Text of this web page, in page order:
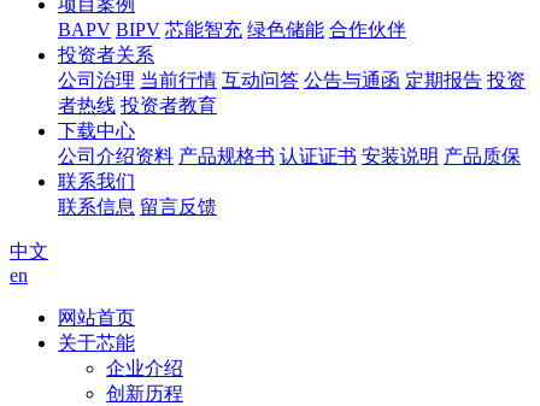
BAPV BIPV 芯能智充 绿色储能 合作伙伴
投资者关系
公司治理 当前行情 互动问答 公告与通函 定期报告 投资
者热线 投资者教育
下载中心
公司介绍资料 产品规格书 认证证书 安装说明 产品质保
联系我们
联系信息 留言反馈
中文
en
网站首页
关于芯能
企业介绍
创新历程